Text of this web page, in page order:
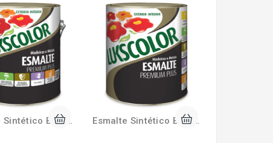
Esmalte Sintético Brilhante 3,6 Litros Lukscolor Esmalte Sintético Brilhante 900ml Lukscolor